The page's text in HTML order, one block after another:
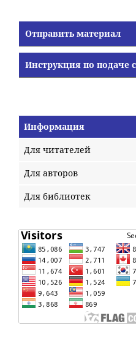
Отправить материал
Инструкция по подаче
Информация
Для читателей
Для авторов
Для библиотек